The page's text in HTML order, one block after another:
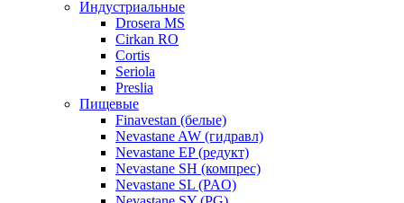
Индустриальные
Drosera MS
Cirkan RO
Cortis
Seriola
Preslia
Пищевые
Finavestan (белые)
Nevastane AW (гидравл)
Nevastane EP (редукт)
Nevastane SH (компрес)
Nevastane SL (PAO)